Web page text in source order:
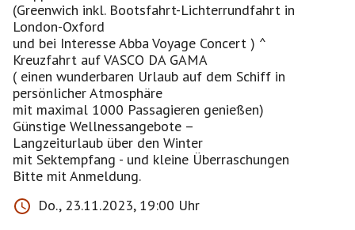
(Greenwich inkl. Bootsfahrt-Lichterrundfahrt in
London-Oxford
und bei Interesse Abba Voyage Concert ) ^
Kreuzfahrt auf VASCO DA GAMA
( einen wunderbaren Urlaub auf dem Schiff in
persönlicher Atmosphäre
mit maximal 1000 Passagieren genießen)
Günstige Wellnessangebote –
Langzeiturlaub über den Winter
mit Sektempfang - und kleine Überraschungen
Do., 23.11.2023, 19:00 Uhr